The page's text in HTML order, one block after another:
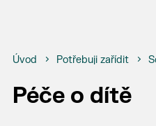
Úvod Potřebuji zařídit
Péče o dítě